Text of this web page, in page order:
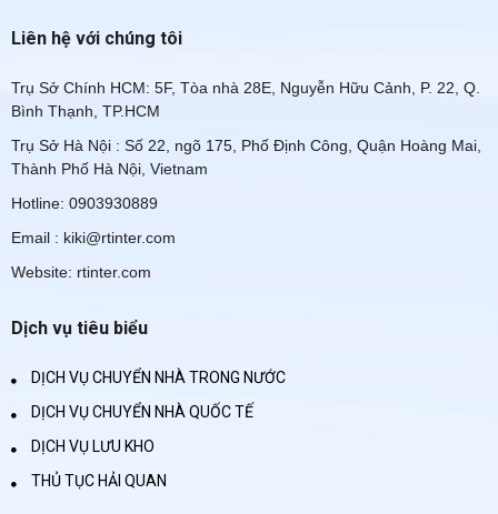
Liên hệ với chúng tôi
Trụ Sở Chính HCM: 5F, Tòa nhà 28E, Nguyễn Hữu Cảnh, P. 22, Q.
Bình Thạnh, TP.HCM
Trụ Sở Hà Nội : Số 22, ngõ 175, Phố Định Công, Quận Hoàng Mai,
Thành Phố Hà Nội, Vietnam
Hotline: 0903930889
Email : kiki@rtinter.com
Website: rtinter.com
Dịch vụ tiêu biểu
DỊCH VỤ CHUYỂN NHÀ TRONG NƯỚC
DỊCH VỤ CHUYỂN NHÀ QUỐC TẾ
DỊCH VỤ LƯU KHO
THỦ TỤC HẢI QUAN